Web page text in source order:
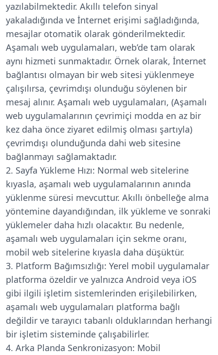
yazılabilmektedir. Akıllı telefon sinyal
yakaladığında ve İnternet erişimi sağladığında,
mesajlar otomatik olarak gönderilmektedir.
Aşamalı web uygulamaları, web’de tam olarak
aynı hizmeti sunmaktadır. Örnek olarak, İnternet
bağlantısı olmayan bir web sitesi yüklenmeye
çalışılırsa, çevrimdışı olunduğu söylenen bir
mesaj alınır. Aşamalı web uygulamaları, (Aşamalı
web uygulamalarının çevrimiçi modda en az bir
kez daha önce ziyaret edilmiş olması şartıyla)
çevrimdışı olunduğunda dahi web sitesine
bağlanmayı sağlamaktadır.
Sayfa Yükleme Hızı: Normal web sitelerine
kıyasla, aşamalı web uygulamalarının anında
yüklenme süresi mevcuttur. Akıllı önbelleğe alma
yöntemine dayandığından, ilk yükleme ve sonraki
yüklemeler daha hızlı olacaktır. Bu nedenle,
aşamalı web uygulamaları için sekme oranı,
mobil web sitelerine kıyasla daha düşüktür.
Platform Bağımsızlığı: Yerel mobil uygulamalar
platforma özeldir ve yalnızca Android veya iOS
gibi ilgili işletim sistemlerinden erişilebilirken,
aşamalı web uygulamaları platforma bağlı
değildir ve tarayıcı tabanlı olduklarından herhangi
bir işletim sisteminde çalışabilirler.
Arka Planda Senkronizasyon: Mobil